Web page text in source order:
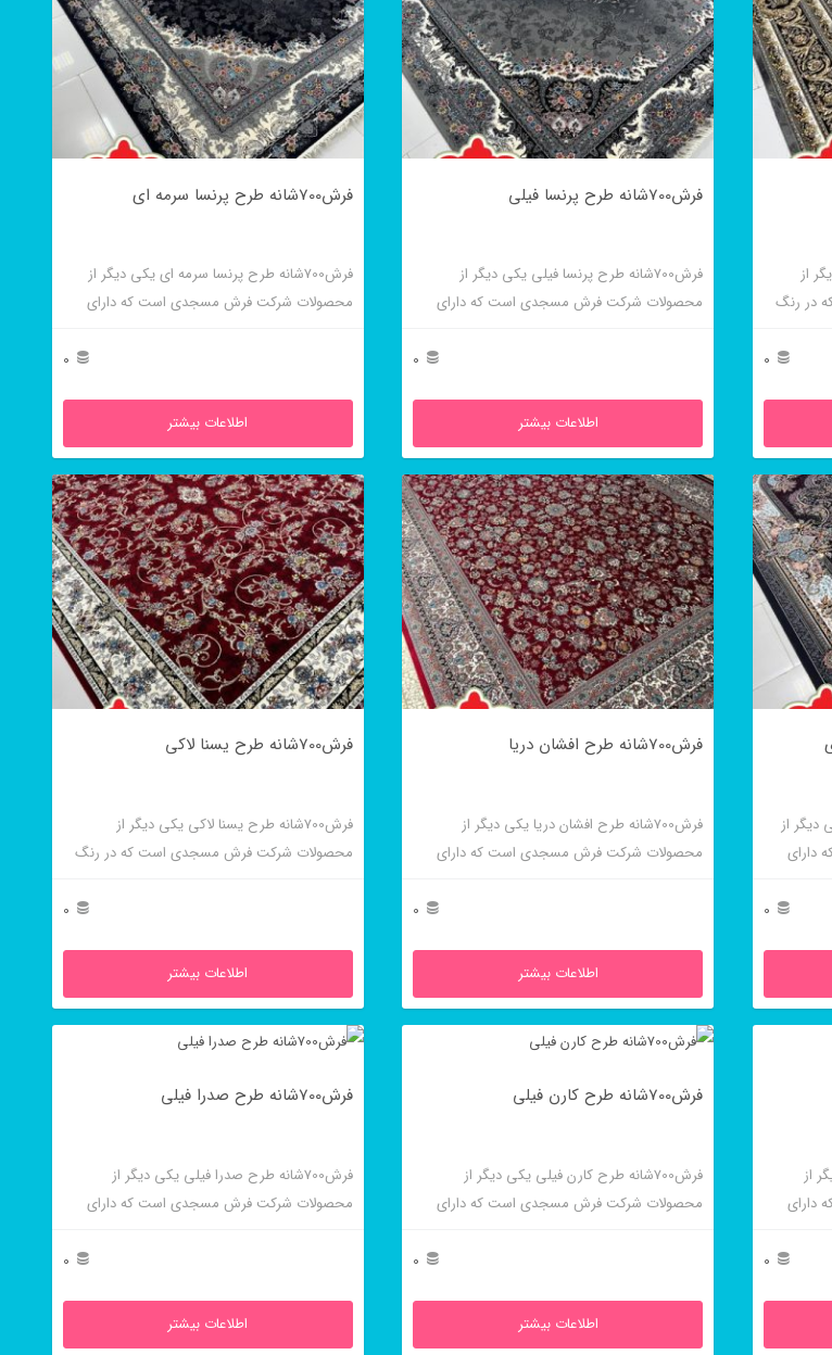
از
در رنگ
0
فرش700شانه طرح پرنسا فیلی
فرش700شانه طرح پرنسا فیلی یکی دیگر از
محصولات شرکت فرش مسجدی است که دارای
0
اطلاعات بیشتر
فرش700شانه طرح پرنسا سرمه ای
فرش700شانه طرح پرنسا سرمه ای یکی دیگر از
محصولات شرکت فرش مسجدی است که دارای
0
اطلاعات بیشتر
دیگر از
0
فرش700شانه طرح افشان دریا
فرش700شانه طرح افشان دریا یکی دیگر از
محصولات شرکت فرش مسجدی است که دارای
0
اطلاعات بیشتر
فرش700شانه طرح یسنا لاکی
فرش700شانه طرح یسنا لاکی یکی دیگر از
محصولات شرکت فرش مسجدی است که در رنگ
0
اطلاعات بیشتر
از
0
فرش700شانه طرح کارن فیلی
فرش700شانه طرح کارن فیلی یکی دیگر از
محصولات شرکت فرش مسجدی است که دارای
0
اطلاعات بیشتر
فرش700شانه طرح صدرا فیلی
فرش700شانه طرح صدرا فیلی یکی دیگر از
محصولات شرکت فرش مسجدی است که دارای
0
اطلاعات بیشتر